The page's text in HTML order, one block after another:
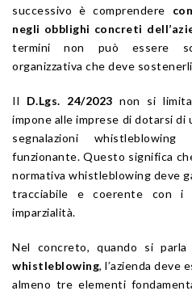
successivo è comprendere
negli obblighi concreti
termini non può essere
organizzativa che deve
Il D.Lgs. 24/2023 non si
impone alle imprese di dotarsi
segnalazioni
funzionante. Questo significa
normativa whistleblowing deve
tracciabile e coerente con i
imparzialità.
Nel concreto, quando si
whistleblowing, l’azienda deve
almeno tre elementi